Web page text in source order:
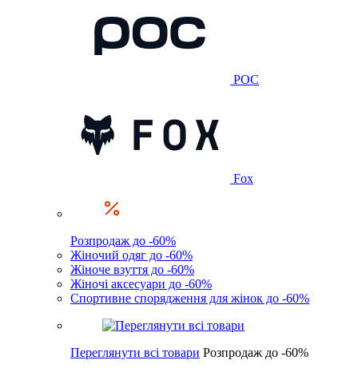
POC
Fox
Розпродаж до -60%
Жіночий одяг до -60%
Жіноче взуття до -60%
Жіночі аксесуари до -60%
Спортивне спорядження для жінок до -60%
Переглянути всі товари Розпродаж до -60%